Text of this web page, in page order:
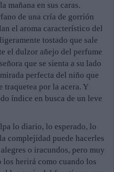
mañana en sus caras.
de una cría de gorrión
el aroma característico del
tostado que sale
el dulzor añejo del perfume
que se sienta a su lado
perfecta del niño que
traquetea por la acera. Y
índice en busca de un leve
lo diario, lo esperado, lo
complejidad puede hacerles
o iracundos, pero muy
los herirá como cuando los